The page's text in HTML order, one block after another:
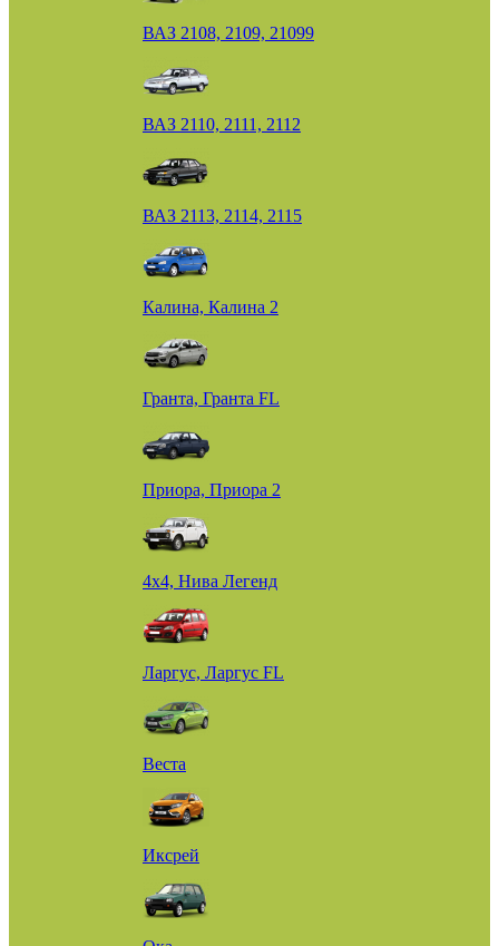
ВАЗ 2108, 2109, 21099
ВАЗ 2110, 2111, 2112
ВАЗ 2113, 2114, 2115
Калина, Калина 2
Гранта, Гранта FL
Приора, Приора 2
4х4, Нива Легенд
Ларгус, Ларгус FL
Веста
Иксрей